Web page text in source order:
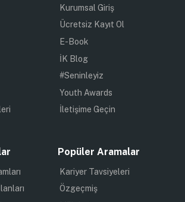
demek! Neden mi diyorsunuz, hadi
geçirelim.
hepimiz duymuşuzdur. Tek
Kendinize ait alanın olmaması,
istediğiniz, ya da sessiz bir ortamda
zamanlarda büyük bir
şekilde oda arkadaşınızla